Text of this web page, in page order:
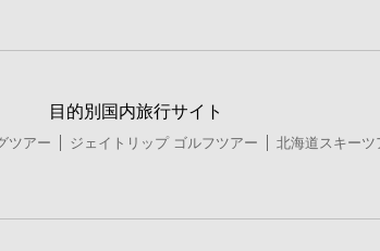
目的別国内旅行サイト
ツアー ジェイトリップ ゴルフツアー 北海道スキーツ